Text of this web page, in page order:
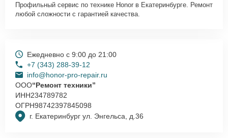
Профильный сервис по технике Honor в Екатеринбурге. Ремонт
любой сложности с гарантией качества.
г. Екатеринбург ул. Энгельса, д.36
Ежедневно с 9:00 до 21:00
+7 (343) 288-39-12
info@honor-pro-repair.ru
ООО“Ремонт техники”
ИНН234789782
ОГРН98742397845098